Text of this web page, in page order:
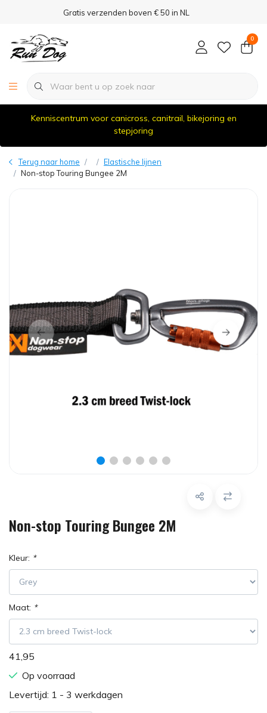
Gratis verzenden boven € 50 in NL
0
Kenniscentrum voor canicross, canitrail, bikejoring en
stepjoring
Terug naar home
Elastische lijnen
Non-stop Touring Bungee 2M
Non-stop Touring Bungee 2M
Kleur: *
Maat: *
41,95
Op voorraad
Levertijd: 1 - 3 werkdagen